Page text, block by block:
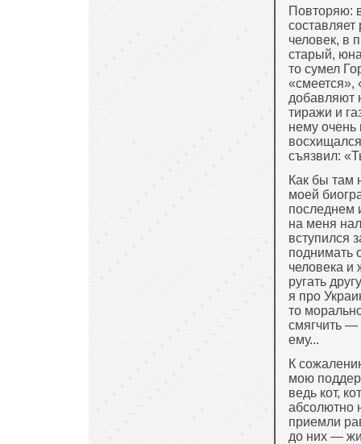
Повторяю:
человек, в
старый,
то сумел
«смеется»,
добавляют
тиражи и
нему
съязвил:
Как бы там
моей
последнем
на меня
вступился
поднимать
человека и
ругать
я про
то
смягчить —
ему...
К
мою
ведь кот,
абсолютно
приемли
до них —